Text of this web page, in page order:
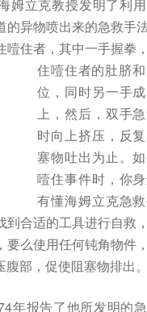
姆立克教授发明了利
的异物喷出来的急救手
噎住者，其中一手握拳
住噎住者的肚脐
位，同时另一手
上，然后，双手
时向上挤压，反
塞物吐出为止。
噎住事件时，你
有懂海姆立克急
到合适的工具进行自救
要么使用任何钝角物件
部，促使阻塞物排出。
年报告了他所发明的